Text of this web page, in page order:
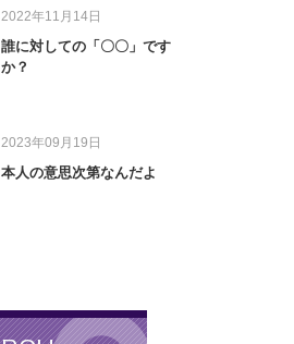
2022年11月14日
誰に対しての「〇〇」です
か？
2023年09月19日
本人の意思次第なんだよ